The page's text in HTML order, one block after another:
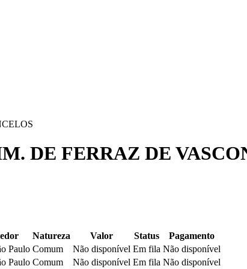
DE FERRAZ DE
Natureza Valor Status
Pagamento
Paulo Comum Não disponível Em fila Não disponível
Paulo Comum Não disponível Em fila Não disponível